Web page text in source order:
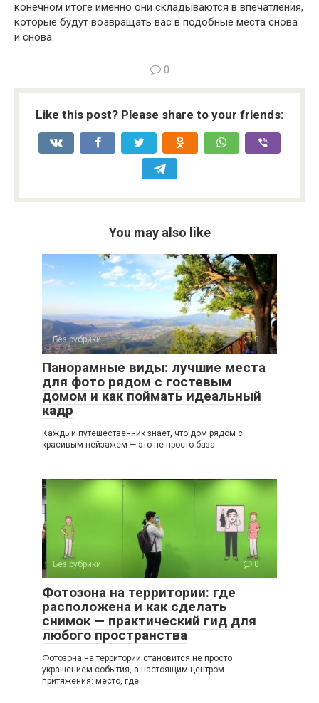
конечном итоге именно они складываются в впечатления,
которые будут возвращать вас в подобные места снова
и снова.
0
Like this post? Please share to your friends:
You may also like
Без рубрики 0
Панорамные виды: лучшие места
для фото рядом с гостевым
домом и как поймать идеальный
кадр
Каждый путешественник знает, что дом рядом с
красивым пейзажем — это не просто база
Без рубрики 0
Фотозона на территории: где
расположена и как сделать
снимок — практический гид для
любого пространства
Фотозона на территории становится не просто
украшением события, а настоящим центром
притяжения: место, где